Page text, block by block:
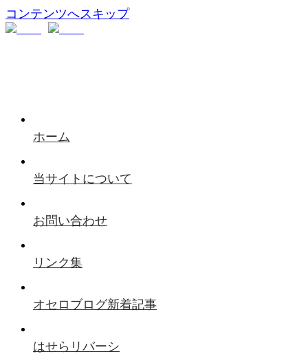
コンテンツへスキップ
ホーム
当サイトについて
お問い合わせ
リンク集
オセロブログ新着記事
はせらリバーシ